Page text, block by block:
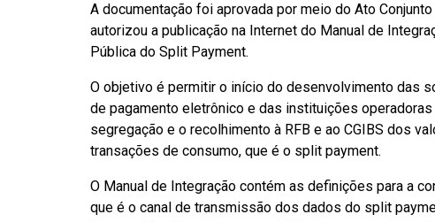
A documentação foi aprovada por meio do Ato
autorizou a publicação na Internet do Manual de
Pública do Split Payment.
O objetivo é permitir o início do desenvolvimento das
de pagamento eletrônico e das instituições
segregação e o recolhimento à RFB e ao CGIBS dos
transações de consumo, que é o split payment.
O Manual de Integração contém as definições para a
que é o canal de transmissão dos dados do split